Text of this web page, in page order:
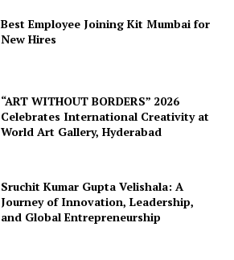
Best Employee Joining Kit Mumbai for
New Hires
“ART WITHOUT BORDERS” 2026
Celebrates International Creativity at
World Art Gallery, Hyderabad
Sruchit Kumar Gupta Velishala: A
Journey of Innovation, Leadership,
and Global Entrepreneurship